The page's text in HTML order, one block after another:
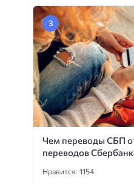
Чем переводы СБП
переводов
Нравится: 1154